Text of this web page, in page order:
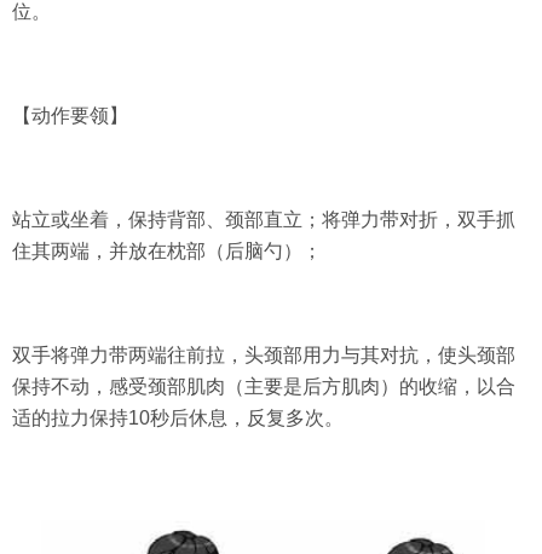
位。
【动作要领】
站立或坐着，保持背部、颈部直立；将弹力带对折，双手抓
住其两端，并放在枕部（后脑勺）；
双手将弹力带两端往前拉，头颈部用力与其对抗，使头颈部
保持不动，感受颈部肌肉（主要是后方肌肉）的收缩，以合
适的拉力保持10秒后休息，反复多次。